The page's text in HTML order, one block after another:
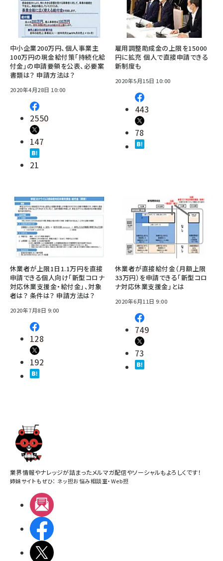
中小企業200万円、個人事業主
100万円の現金給付策「持続化給
付金」の申請要領を公表、必要案
書類は？ 申請方法は？
2020年4月28日 10:00
2550
147
21
雇用調整助成金の上限を15000
円に拡充 個人で直接申請できる
新制度も
2020年5月15日 10:00
443
78
休業者が上限1日1.1万円を直接
申請できる個人向け「新型コロナ
対応休業支援金・給付金」、対象
者は？ 条件は？ 申請方法は？
2020年7月8日 9:00
128
192
休業者が直接給付金（月額上限
33万円）を申請できる「新型コロ
ナ対応休業支援金」とは
2020年6月11日 9:00
749
73
業界情報やナレッジが詰まったメルマガ配信やソーシャルもよろしくです！
姉妹サイトもぜひ： ネッ担お悩み相談室・Web担